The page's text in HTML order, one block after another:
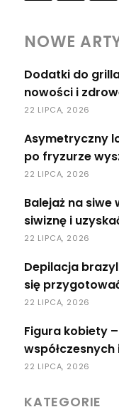
NOWE
Dodatki do
nowości i
22 LIPCA, 2026
Asymetryczny
po fryzurze
22 LIPCA, 2026
Balejaż na siwe
siwiznę i
22 LIPCA, 2026
Depilacja
się
22 LIPCA, 2026
Figura kobiety
współczesnych
22 LIPCA, 2026
KATEGORIE